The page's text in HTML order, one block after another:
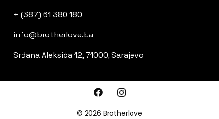
+ (387) 61 380 180
info@brotherlove.ba
Srđana Aleksića 12, 71000, Sarajevo
© 2026 Brotherlove